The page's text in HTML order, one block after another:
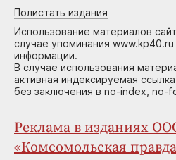
Полистать издания
Использование материалов
случае упоминания www.kp40.ru
информации.
В случае использования
активная индексируемая
без заключения в no-index, no-
Реклама в изданиях
«Комсомольская